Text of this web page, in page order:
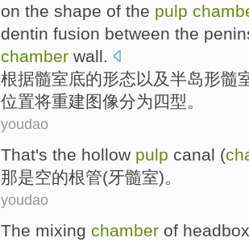
on the shape of the pulp
dentin fusion between the
chamber wall.
根据髓室底的形态以及半岛形髓
位置将重建图像分为四型。
youdao
That's the hollow pulp canal (
那是空的根管(牙髓室)。
youdao
The mixing chamber of headbox